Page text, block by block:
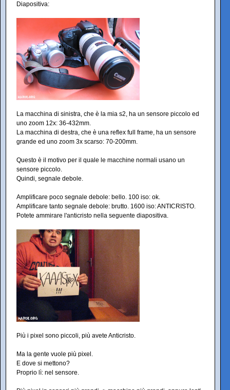
Diapositiva:
La macchina di sinistra, che è la mia s2, ha un sensore piccolo ed
uno zoom 12x: 36-432mm.
La macchina di destra, che è una reflex full frame, ha un sensore
grande ed uno zoom 3x scarso: 70-200mm.
Questo è il motivo per il quale le macchine normali usano un
sensore piccolo.
Quindi, segnale debole.
Amplificare poco segnale debole: bello. 100 iso: ok.
Amplificare tanto segnale debole: brutto. 1600 iso: ANTICRISTO.
Potete ammirare l'anticristo nella seguente diapositiva.
Più i pixel sono piccoli, più avete Anticristo.
Ma la gente vuole più pixel.
E dove si mettono?
Proprio lì: nel sensore.